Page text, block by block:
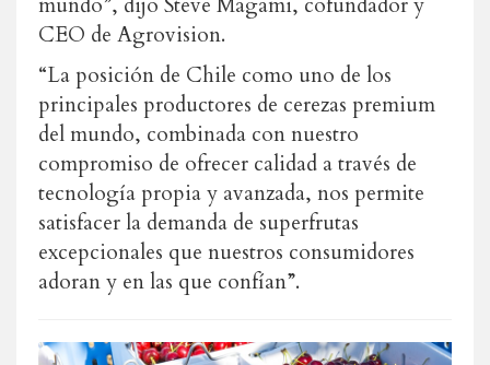
CEO de Agrovision.
“La posición de Chile como uno de los
principales productores de cerezas premium
del mundo, combinada con nuestro
compromiso de ofrecer calidad a través de
tecnología propia y avanzada, nos permite
satisfacer la demanda de superfrutas
excepcionales que nuestros consumidores
adoran y en las que confían”.